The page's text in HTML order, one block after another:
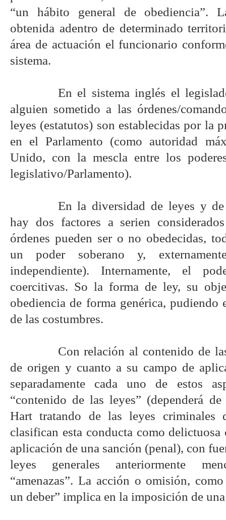
“un hábito general de obediencia”.
obtenida adentro de determinado
área de actuación el funcionario
sistema.
En el sistema inglés el
alguien sometido a las órdenes/
leyes (estatutos) son establecidas por la
en el Parlamento (como autoridad
Unido, con la mescla entre los
legislativo/Parlamento).
En la diversidad de leyes y
hay dos factores a serien
órdenes pueden ser o no obedecidas,
un poder soberano y,
independiente). Internamente, el
coercitivas. So la forma de ley, su
obediencia de forma genérica, pudiendo
de las costumbres.
Con relación al contenido de
de origen y cuanto a su campo de
separadamente cada uno de estos
“contenido de las leyes” (dependerá
Hart tratando de las leyes criminales
clasifican esta conducta como delictuosa
aplicación de una sanción (penal), con
leyes generales anteriormente
“amenazas”. La acción o omisión,
un deber” implica en la imposición de